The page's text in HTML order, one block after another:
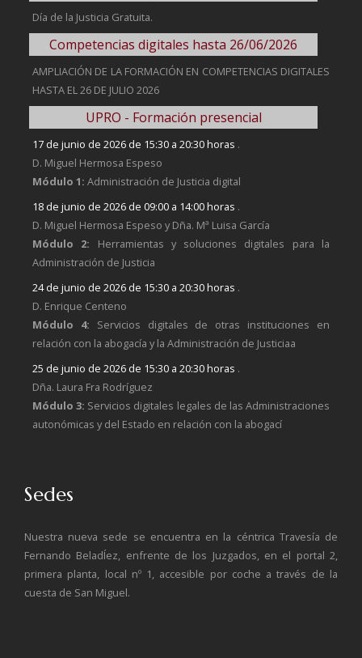
Día de la Justicia Gratuita.
Competencias digitales hasta 26/06/2026
AMPLIACIÓN DE LA FORMACIÓN EN COMPETENCIAS DIGITALES
HASTA EL 26 DE JULIO 2026
UPRO - Formación presencial
17 de junio de 2026 de 15:30 a 20:30 horas .
D. Miguel Hermosa Espeso
Módulo 1: Administración de Justicia digital
18 de junio de 2026 de 09:00 a 14:00 horas .
D. Miguel Hermosa Espeso y Dña. Mª Luisa García
Módulo 2: Herramientas y soluciones digitales para la
Administración de Justicia
24 de junio de 2026 de 15:30 a 20:30 horas .
D. Enrique Centeno
Módulo 4: Servicios digitales de otras instituciones en
relación con la abogacía y la Administración de Justiciaa
25 de junio de 2026 de 15:30 a 20:30 horas .
Dña. Laura Fra Rodríguez
Módulo 3: Servicios digitales legales de las Administraciones
autonómicas y del Estado en relación con la abogací
Sedes
Nuestra nueva sede se encuentra en la céntrica Travesía de
Fernando BeladÍez, enfrente de los Juzgados, en el portal 2,
primera planta, local nº 1, accesible por coche a través de la
cuesta de San Miguel.